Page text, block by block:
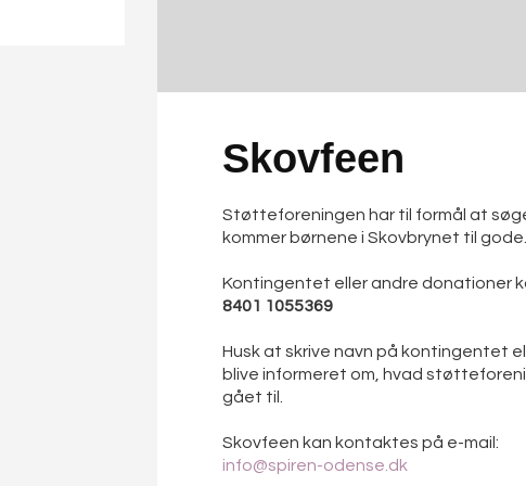
Skovfeen
Støtteforeningen har til formål at
kommer børnene i Skovbrynet til gode.
Kontingentet eller andre donationer
8401 1055369
Husk at skrive navn på kontingentet
blive informeret om, hvad
gået til.
Skovfeen kan kontaktes på e-mail:
info@spiren-odense.dk